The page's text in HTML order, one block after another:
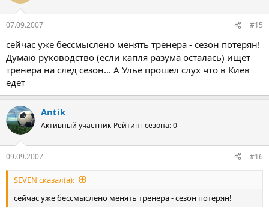
07.09.2007 #15
сейчас уже бессмыслено менять тренера - сезон потерян!
Думаю руководство (если капля разума осталась) ищет
тренера на след сезон... А Улье прошел слух что в Киев
едет
Antik
Активный участник Рейтинг сезона: 0
09.09.2007 #16
SEVEN сказал(а):
сейчас уже бессмыслено менять тренера - сезон потерян!